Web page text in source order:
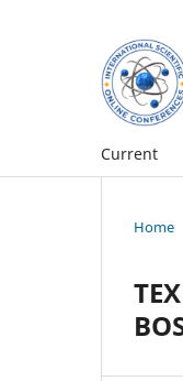
Current
Home